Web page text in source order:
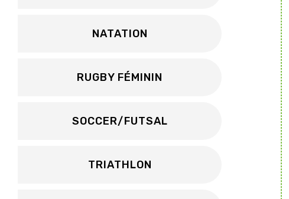
NATATION
RUGBY FÉMININ
SOCCER/FUTSAL
TRIATHLON